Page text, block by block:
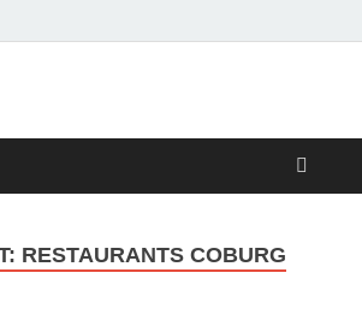
besten Reise-
für
perfekte
RESTAURANTS COBURG